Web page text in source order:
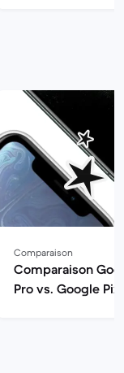
Comparaison
Comparaison
Pro vs. Google